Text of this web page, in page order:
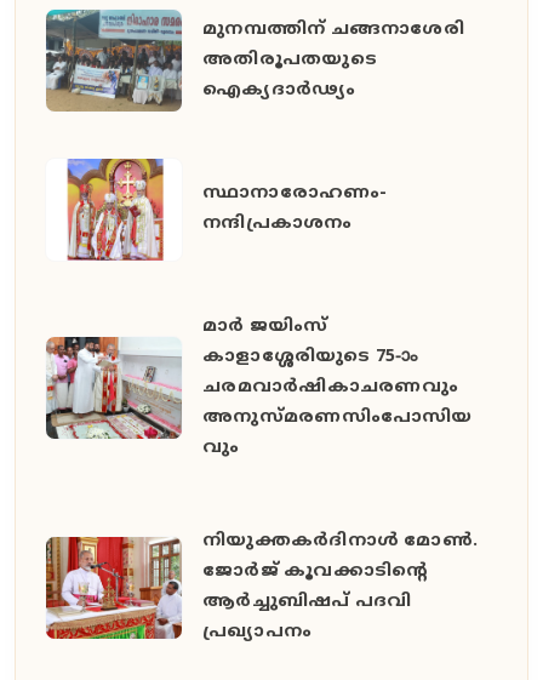
മുനമ്പത്തിന് ചങ്ങനാശേരി
അതിരൂപതയുടെ
ഐക്യദാർഢ്യം
സ്ഥാനാരോഹണം-
നന്ദിപ്രകാശനം
മാർ ജയിംസ്
കാളാശ്ശേരിയുടെ 75-ാം
ചരമവാർഷികാചരണവും
അനുസ്മരണസിംപോസിയ
വും
നിയുക്തകർദിനാൾ മോൺ.
ജോർജ് കൂവക്കാടിൻ്റെ
ആർച്ചുബിഷപ് പദവി
പ്രഖ്യാപനം